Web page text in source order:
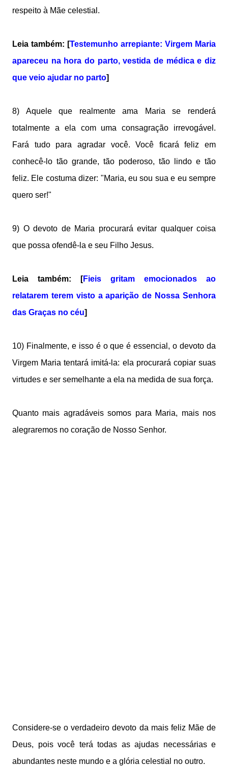
respeito à Mãe celestial.
Leia também: [Testemunho arrepiante: Virgem Maria
apareceu na hora do parto, vestida de médica e diz
que veio ajudar no parto]
8) Aquele que realmente ama Maria se renderá
totalmente a ela com uma consagração irrevogável.
Fará tudo para agradar você. Você ficará feliz em
conhecê-lo tão grande, tão poderoso, tão lindo e tão
feliz. Ele costuma dizer: "Maria, eu sou sua e eu sempre
quero ser!"
9) O devoto de Maria procurará evitar qualquer coisa
que possa ofendê-la e seu Filho Jesus.
Leia também: [Fieis gritam emocionados ao
relatarem terem visto a aparição de Nossa Senhora
das Graças no céu]
10) Finalmente, e isso é o que é essencial, o devoto da
Virgem Maria tentará imitá-la: ela procurará copiar suas
virtudes e ser semelhante a ela na medida de sua força.
Quanto mais agradáveis ​​somos para Maria, mais nos
alegraremos no coração de Nosso Senhor.
Considere-se o verdadeiro devoto da mais feliz Mãe de
Deus, pois você terá todas as ajudas necessárias e
abundantes neste mundo e a glória celestial no outro.